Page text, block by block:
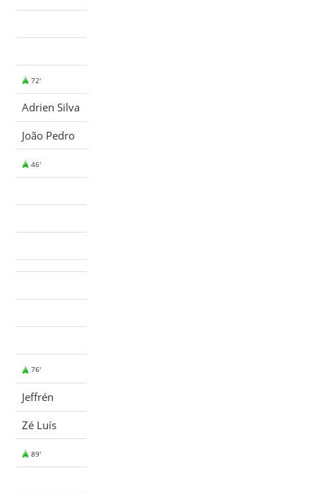
72'
Adrien Silva
João Pedro
46'
76'
Jeffrén
Zé Luís
89'